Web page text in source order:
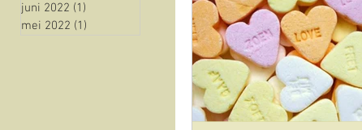
juni 2022 (1)
mei 2022 (1)
natuur historie
Vista sull'oliveto